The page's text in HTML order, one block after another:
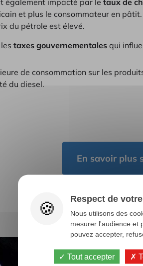
également impacté par le taux de
et plus le consommateur en
du pétrole est élevé.
taxes gouvernementales qui
de consommation sur les
du diesel.
En savoir plus
Respect de
Nous utilisons des
mesurer l'audience et
pouvez accepter,
Tout accepter